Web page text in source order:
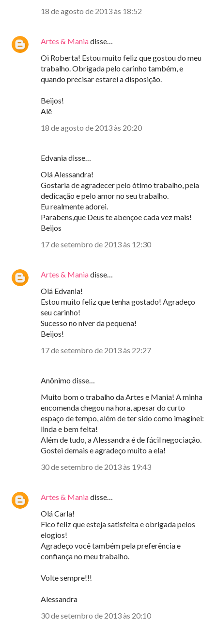
18 de agosto de 2013 às 18:52
Artes & Maniadisse…
Oi Roberta! Estou muito feliz que gostou do meu
trabalho. Obrigada pelo carinho também, e
quando precisar estarei a disposição.
Beijos!
Alê
18 de agosto de 2013 às 20:20
Edvania disse…
Olá Alessandra!
Gostaria de agradecer pelo ótimo trabalho, pela
dedicação e pelo amor no seu trabalho.
Eu realmente adorei.
Parabens,que Deus te abençoe cada vez mais!
Beijos
17 de setembro de 2013 às 12:30
Artes & Maniadisse…
Olá Edvania!
Estou muito feliz que tenha gostado! Agradeço
seu carinho!
Sucesso no niver da pequena!
Beijos!
17 de setembro de 2013 às 22:27
Anônimo disse…
Muito bom o trabalho da Artes e Mania! A minha
encomenda chegou na hora, apesar do curto
espaço de tempo, além de ter sido como imaginei:
linda e bem feita!
Além de tudo, a Alessandra é de fácil negociação.
Gostei demais e agradeço muito a ela!
30 de setembro de 2013 às 19:43
Artes & Maniadisse…
Olá Carla!
Fico feliz que esteja satisfeita e obrigada pelos
elogios!
Agradeço você também pela preferência e
confiança no meu trabalho.
Volte sempre!!!
Alessandra
30 de setembro de 2013 às 20:10